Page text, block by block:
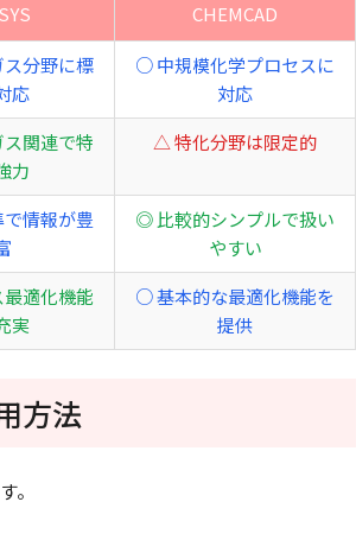
CHEMCAD
分野に標
応
○ 中規模化学プロセスに
対応
関連で特
力
△ 特化分野は限定的
情報が豊
◎ 比較的シンプルで扱い
やすい
適化機能
実
○ 基本的な最適化機能を
提供
方法
。